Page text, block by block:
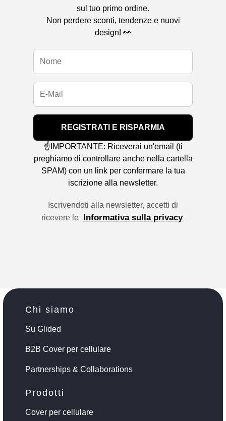
sul tuo primo ordine.
Non perdere sconti, tendenze e nuovi
design! 👀
REGISTRATI E RISPARMIA
☝️IMPORTANTE: Riceverai un'email (ti
preghiamo di controllare anche nella cartella
SPAM) con un link per confermare la tua
iscrizione alla newsletter.
Iscrivendoti alla newsletter, accetti di
ricevere le Informativa sulla privacy
Chi siamo
Su Glided
B2B Cover per cellulare
Partnerships & Collaborations
Prodotti
Cover per cellulare